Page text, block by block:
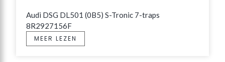
Audi DSG DL501 (0B5) S-Tronic 7-traps
8R2927156F
MEER LEZEN